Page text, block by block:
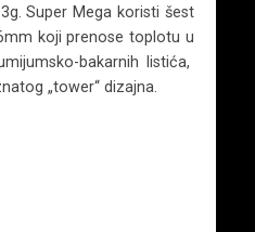
Super Mega koristi šest
koji prenose toplotu u
bakarnih listića,
„tower“ dizajna.